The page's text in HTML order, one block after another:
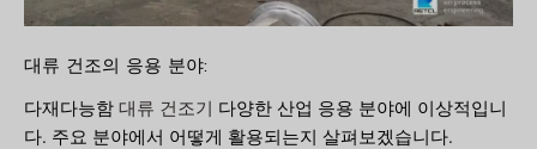
대류 건조의 응용 분야:
다재다능함 대류 건조기 다양한 산업 응용 분야에 이상적입니
다. 주요 분야에서 어떻게 활용되는지 살펴보겠습니다.